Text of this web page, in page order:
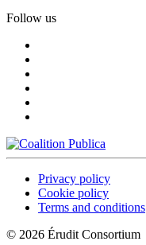
Follow us
Privacy policy
Cookie policy
Terms and conditions
© 2026 Érudit Consortium